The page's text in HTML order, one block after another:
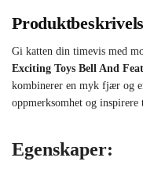
Gi katten din timevis med
Exciting Toys Bell And
kombinerer en myk fjær og
oppmerksomhet og
Egenskaper: